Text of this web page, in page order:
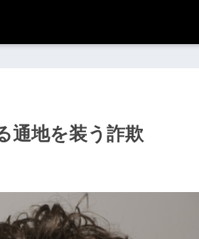
通地を装う詐欺